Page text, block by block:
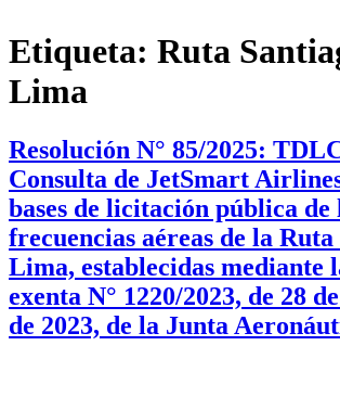
Etiqueta: Ruta
Lima
Resolución N° 85/2025:
Consulta de JetSmart
bases de licitación pública de
frecuencias aéreas de la
Lima, establecidas mediante
exenta N° 1220/2023, de 28
de 2023, de la Junta